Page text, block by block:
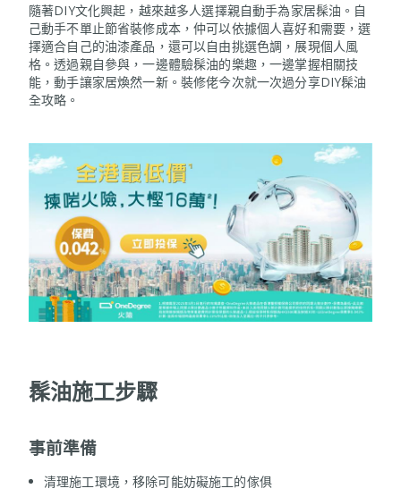
隨著DIY文化興起，越來越多人選擇親自動手為家居髹油。自
己動手不單止節省裝修成本，仲可以依據個人喜好和需要，選
擇適合自己的油漆產品，還可以自由挑選色調，展現個人風
格。透過親自參與，一邊體驗髹油的樂趣，一邊掌握相關技
能，動手讓家居煥然一新。裝修佬今次就一次過分享DIY髹油
全攻略。
髹油施工步驟
事前準備
清理施工環境，移除可能妨礙施工的傢俱